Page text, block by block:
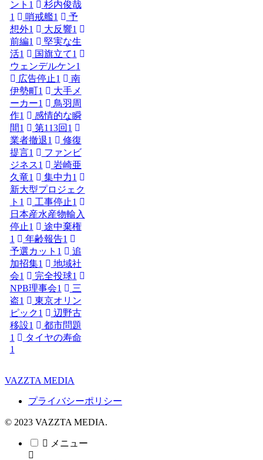
ント 1
杉内俊哉
1
哨戒艦1
予
想外1 大反響1
前編1
堅実な生
活1 国旗立て1
ウェンデルケン1
広告停止1
南
伊勢町1
大手メ
ーカー1
鳥羽周
作1
感情的な瞬
間1 第113回 1
業者撤退1
修復
提言1
ファンビ
ジネス1
岩崎亜
久竜1 集中力1
新大型プロジェク
ト 1 工事停止1
日本産水産物輸入
停止1
途中棄権
1
年齢報告1
予選カット 1
追
加招集1
地域社
会1 完全投球1
NPB理事会1
三
盗1
東京オリン
ピック1
辺野古
移設1
都市問題
1
タイヤの寿命
1
VAZZTA MEDIA
プライバシーポリシー
© 2023 VAZZTA MEDIA.
メニュー